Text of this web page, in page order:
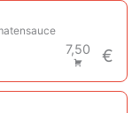
7,50 €